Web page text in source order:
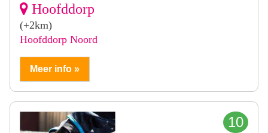
Hoofddorp
(+2km)
Hoofddorp Noord
Meer info »
10